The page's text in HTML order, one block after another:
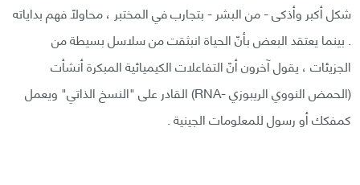
شكل أكبر وأذكى - من البشر - بتجارب في المختبر ، محاولًا فهم بداياته
. بينما يعتقد البعض بأنّ الحياة انبثقت من سلاسل بسيطة من
الجزيئات ، يقول آخرون أنّ التفاعلات الكيميائية المبكرة أنشأت
(الحمض النووي الريبوزي -RNA) القادر على "النسخ الذاتي" ويعمل
كمفكك أو رسول للمعلومات الجينية .